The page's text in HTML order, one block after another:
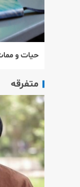
حيات و
متفرقه